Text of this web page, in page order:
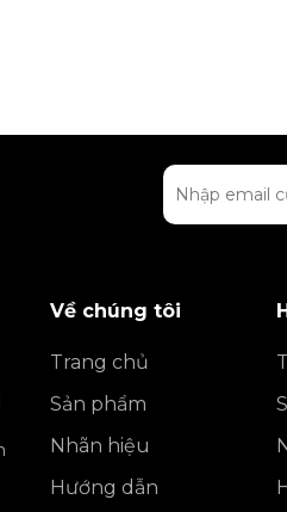
Về chúng tôi
Trang chủ
Sản phẩm
Nhãn hiệu
Hướng dẫn